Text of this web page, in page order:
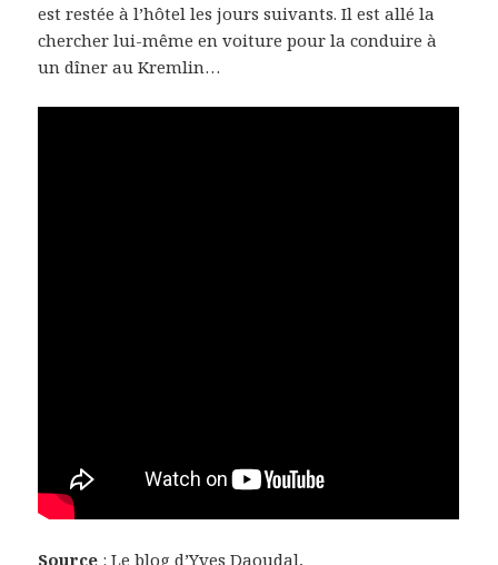
est restée à l’hôtel les jours suivants. Il est allé la
chercher lui-même en voiture pour la conduire à
un dîner au Kremlin…
Source : Le blog d’Yves Daoudal,